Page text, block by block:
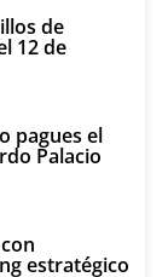
de
12 de
pagues el
Palacio
estratégico